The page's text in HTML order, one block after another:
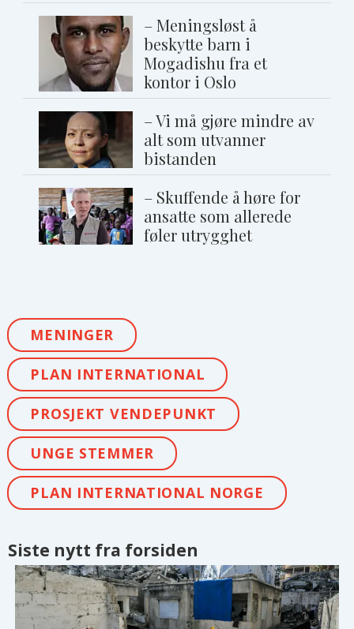
– Meningsløst å
beskytte barn i
Mogadishu fra et
kontor i Oslo
– Vi må gjøre mindre av
alt som utvanner
bistanden
– Skuffende å høre for
ansatte som allerede
føler utrygghet
MENINGER
PLAN INTERNATIONAL
PROSJEKT VENDEPUNKT
UNGE STEMMER
PLAN INTERNATIONAL NORGE
Siste nytt fra forsiden